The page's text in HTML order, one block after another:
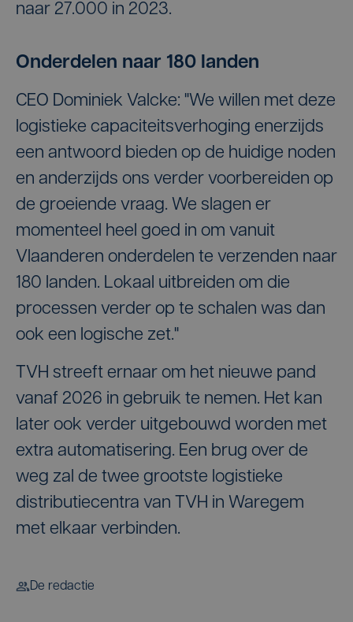
naar 27.000 in 2023.
Onderdelen naar 180 landen
CEO Dominiek Valcke: "We willen met deze
logistieke capaciteitsverhoging enerzijds
een antwoord bieden op de huidige noden
en anderzijds ons verder voorbereiden op
de groeiende vraag. We slagen er
momenteel heel goed in om vanuit
Vlaanderen onderdelen te verzenden naar
180 landen. Lokaal uitbreiden om die
processen verder op te schalen was dan
ook een logische zet."
TVH streeft ernaar om het nieuwe pand
vanaf 2026 in gebruik te nemen. Het kan
later ook verder uitgebouwd worden met
extra automatisering. Een brug over de
weg zal de twee grootste logistieke
distributiecentra van TVH in Waregem
met elkaar verbinden.
De redactie